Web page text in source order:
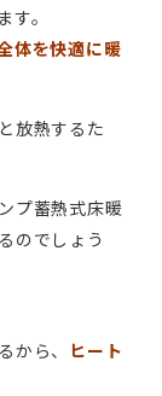
。
体を快適に暖
放熱するた
プ蓄熱式床暖
のでしょう
から、
ヒート